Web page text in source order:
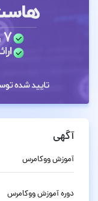
آگهی
آموزش ووکامرس
دوره آموزش ووکامرس